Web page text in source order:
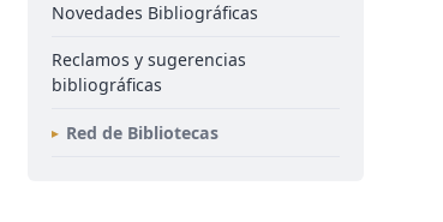
Novedades Bibliográficas
Reclamos y sugerencias
bibliográficas
Red de Bibliotecas